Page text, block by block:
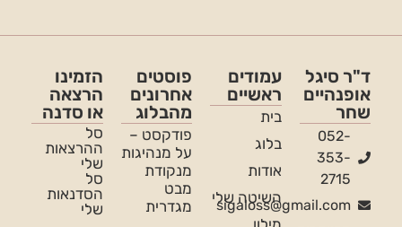
ד"ר סיגל
אופנהיים
שחר
052-
353-
2715
sigaloss@gmail.com
עמודים
ראשיים
בית
בלוג
אודות
השיטה שלי
פוסטים
אחרונים
מהבלוג
פודקסט –
על מנהיגות
מנקודת
מבט
מגדרית
הזמינו
הרצאה
או סדנה
סל
ההרצאות
שלי
סל
הסדנאות
שלי